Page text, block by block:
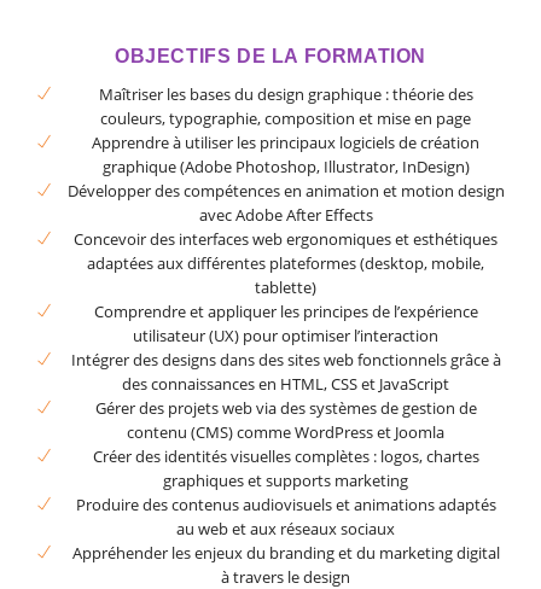
OBJECTIFS DE LA FORMATION
Maîtriser les bases du design graphique : théorie des
couleurs, typographie, composition et mise en page
Apprendre à utiliser les principaux logiciels de création
graphique (Adobe Photoshop, Illustrator, InDesign)
Développer des compétences en animation et motion design
avec Adobe After Effects
Concevoir des interfaces web ergonomiques et esthétiques
adaptées aux différentes plateformes (desktop, mobile,
tablette)
Comprendre et appliquer les principes de l’expérience
utilisateur (UX) pour optimiser l’interaction
Intégrer des designs dans des sites web fonctionnels grâce à
des connaissances en HTML, CSS et JavaScript
Gérer des projets web via des systèmes de gestion de
contenu (CMS) comme WordPress et Joomla
Créer des identités visuelles complètes : logos, chartes
graphiques et supports marketing
Produire des contenus audiovisuels et animations adaptés
au web et aux réseaux sociaux
Appréhender les enjeux du branding et du marketing digital
à travers le design